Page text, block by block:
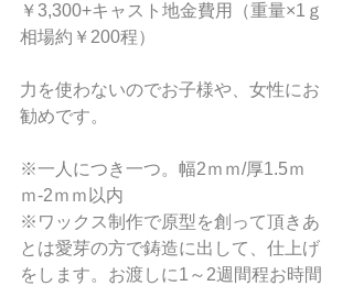
￥3,300+キャスト地金費用（重量×1ｇ
相場約￥200程）
力を使わないのでお子様や、女性にお
勧めです。
※一人につき一つ。幅2ｍｍ/厚1.5ｍ
ｍ-2ｍｍ以内
※ワックス制作で原型を創って頂きあ
とは愛芽の方で鋳造に出して、仕上げ
をします。お渡しに1～2週間程お時間